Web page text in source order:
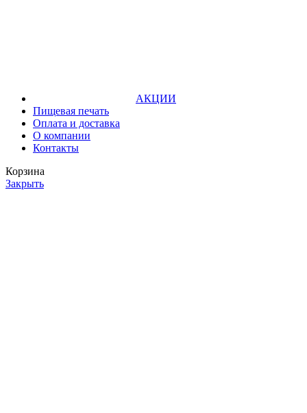
АКЦИИ
Пищевая печать
Оплата и доставка
О компании
Контакты
Корзина
Закрыть